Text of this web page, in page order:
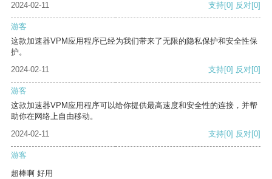
2024-02-11
支持[0] 反对[0]
游客
这款加速器VPM应用程序已经为我们带来了无限的隐私保护和安全性保
护。
2024-02-11
支持[0] 反对[0]
游客
这款加速器VPM应用程序可以给你提供最高速度和安全性的连接，并帮
助你在网络上自由移动。
2024-02-11
支持[0] 反对[0]
游客
超棒啊 好用